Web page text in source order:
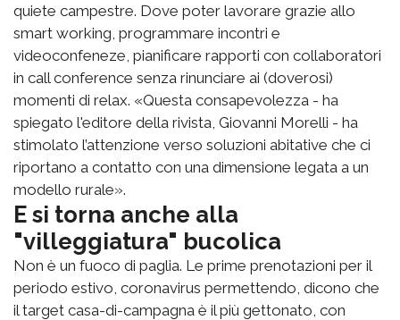
quiete campestre. Dove poter lavorare grazie allo
smart working, programmare incontri e
videoconfeneze, pianificare rapporti con collaboratori
in call conference senza rinunciare ai (doverosi)
momenti di relax. «Questa consapevolezza - ha
spiegato l'editore della rivista, Giovanni Morelli - ha
stimolato l’attenzione verso soluzioni abitative che ci
riportano a contatto con una dimensione legata a un
modello rurale».
E si torna anche alla
"villeggiatura" bucolica
Non è un fuoco di paglia. Le prime prenotazioni per il
periodo estivo, coronavirus permettendo, dicono che
il target casa-di-campagna è il più gettonato, con